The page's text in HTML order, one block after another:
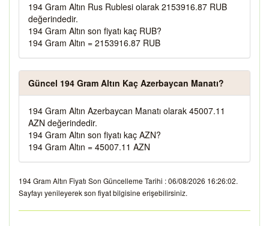
194 Gram Altın Rus Rublesi olarak 2153916.87 RUB
değerindedir.
194 Gram Altın son fiyatı kaç RUB?
194 Gram Altın = 2153916.87 RUB
Güncel 194 Gram Altın Kaç Azerbaycan Manatı?
194 Gram Altın Azerbaycan Manatı olarak 45007.11
AZN değerindedir.
194 Gram Altın son fiyatı kaç AZN?
194 Gram Altın = 45007.11 AZN
194 Gram Altın Fiyatı Son Güncelleme Tarihi : 06/08/2026 16:26:02.
Sayfayı yenileyerek son fiyat bilgisine erişebilirsiniz.